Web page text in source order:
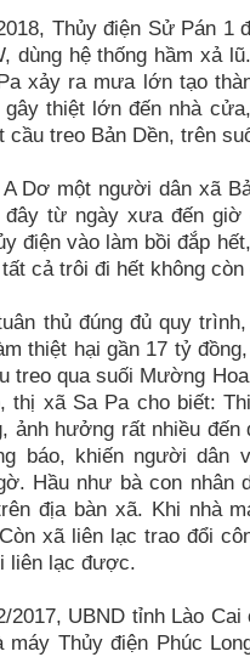
Thủy điện Sử Pán 1
dùng hệ thống hầm xả
xảy ra mưa lớn tạo
gây thiệt lớn đến nhà
cầu treo Bản Dền, trên
A Dơ một người dân xã
từ ngày xưa đến
điện vào làm bồi đắp
cả trôi đi hết không còn
thủ đúng đủ quy
thiệt hại gần 17 tỷ
treo qua suối Mường
thị xã Sa Pa cho biết:
ảnh hưởng rất nhiều
báo, khiến người dân
Hầu như bà con nhân
địa bàn xã. Khi nhà
xã liên lạc trao đổi
liên lạc được.
2017, UBND tỉnh Lào
máy Thủy điện Phúc